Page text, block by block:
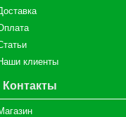
клиенты
Контакты